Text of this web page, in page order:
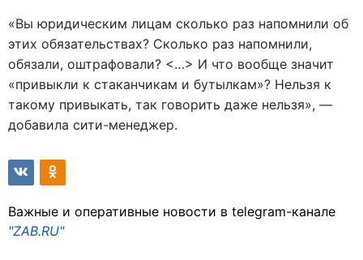
«Вы юридическим лицам сколько раз напомнили об
этих обязательствах? Сколько раз напомнили,
обязали, оштрафовали? <…> И что вообще значит
«привыкли к стаканчикам и бутылкам»? Нельзя к
такому привыкать, так говорить даже нельзя», —
добавила сити-менеджер.
Важные и оперативные новости в telegram-канале
"ZAB.RU"